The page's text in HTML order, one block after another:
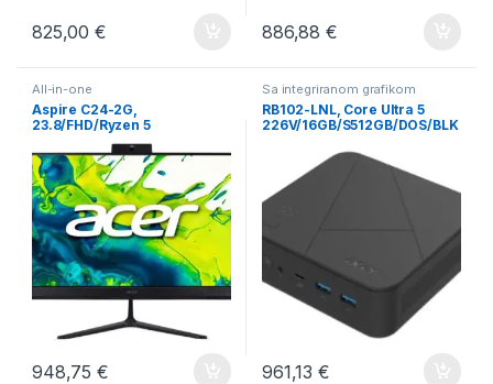
825,00€ 886,88€
All-in-one
Aspire C24-2G,
23.8/FHD/Ryzen 5
7430U/16GB/S512GB/DOS/BL
K/2Y
948,75€
Sa integriranom grafikom
RB102-LNL, Core Ultra 5
226V/16GB/S512GB/DOS/BLK
961,13€